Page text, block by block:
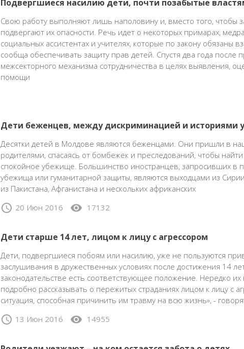
Подвергшиеся насилию дети, почти позабытые
Свою работу выполняют лишь наполовину и, вместо того, чтобы
подвергают их опасности. Речь идет о некоторых примарах,
социальных ассистентах и учителях, которые по закону обязаны
сообща обеспечивать защиту прав детей. Спустя два года после
межсекторного механизма сотрудничества в целях выявления,
помощи
Дети беженцев, между дискриминацией и историями
Десятки детей в Молдове являются беженцами. Они пришли в
родителями, спасаясь от бомбежек и преследований, чтобы
спокойное убежище. Большинство иностранцев, запросивших в
убежища или гуманитарной защиты, являются выходцами из
из Пакистана, Афганистана и нескольких африканских
schedule 20 Июн 2016 visibility 17132
Дети старше 14 лет, лицом к лицу с агрессором
Дети, подвергшиеся побоям или насилию, уже не пользуются
заслушивания в дружественных условиях после достижения 14
законодательстве есть соответствующее положение. Нередко
подробно рассказывать о пережитых страданиях лицом к лицу с
ситуация, способная причинить им травму на всю жизнь», -
schedule 13 Июн 2016 visibility 14955